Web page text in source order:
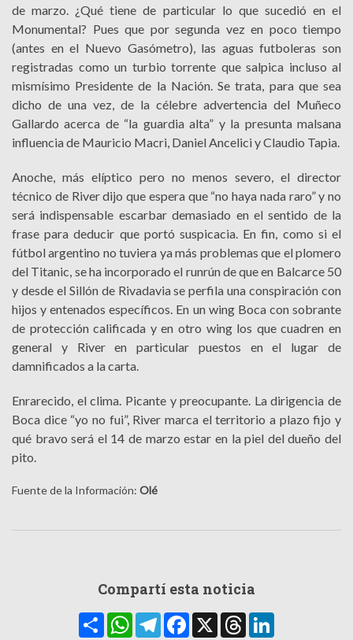
de marzo. ¿Qué tiene de particular lo que sucedió en el
Monumental? Pues que por segunda vez en poco tiempo
(antes en el Nuevo Gasómetro), las aguas futboleras son
registradas como un turbio torrente que salpica incluso al
mismísimo Presidente de la Nación. Se trata, para que sea
dicho de una vez, de la célebre advertencia del Muñeco
Gallardo acerca de “la guardia alta” y la presunta malsana
influencia de Mauricio Macri, Daniel Ancelici y Claudio Tapia.
Anoche, más elíptico pero no menos severo, el director
técnico de River dijo que espera que “no haya nada raro” y no
será indispensable escarbar demasiado en el sentido de la
frase para deducir que portó suspicacia. En fin, como si el
fútbol argentino no tuviera ya más problemas que el plomero
del Titanic, se ha incorporado el runrún de que en Balcarce 50
y desde el Sillón de Rivadavia se perfila una conspiración con
hijos y entenados específicos. En un wing Boca con sobrante
de protección calificada y en otro wing los que cuadren en
general y River en particular puestos en el lugar de
damnificados a la carta.
Enrarecido, el clima. Picante y preocupante. La dirigencia de
Boca dice “yo no fui”, River marca el territorio a plazo fijo y
qué bravo será el 14 de marzo estar en la piel del dueño del
pito.
Fuente de la Información: Olé
Compartí esta noticia
CompartirWhatsAppTelegramFacebook
X Threads